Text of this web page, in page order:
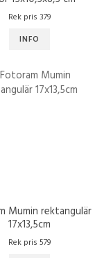
Rek pris 379
INFO
Mumin rektangulär
17x13,5cm
Rek pris 579